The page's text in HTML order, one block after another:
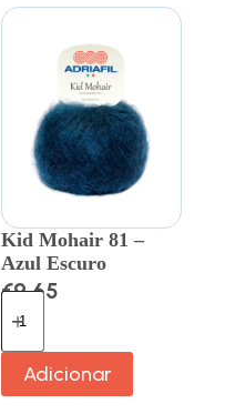
Kid Mohair 81 –
Azul Escuro
€9.65
Adicionar